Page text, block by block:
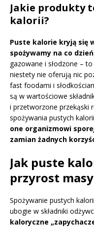
Jakie produkty
kalorii?
Puste kalorie kryją się
spożywamy na co
gazowane i słodzone –
niestety nie oferują nic
fast foodami i
są w wartościowe
i przetworzone przekąski
spożywania pustych
one organizmowi
zamian żadnych
Jak puste
przyrost
Spożywanie pustych
ubogie w składniki
kaloryczne